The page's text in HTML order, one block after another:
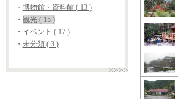
・ 博物館・資料館 ( 13 )
・ 観光 ( 15 )
・ イベント ( 17 )
・ 未分類 ( 3 )